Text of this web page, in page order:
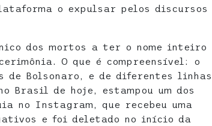
o expulsar pelos discursos
dos mortos a ter o nome inteiro
O que é compreensível: o
Bolsonaro, e de diferentes linhas
Brasil de hoje, estampou um dos
no Instagram, que recebeu uma
e foi deletado no início da